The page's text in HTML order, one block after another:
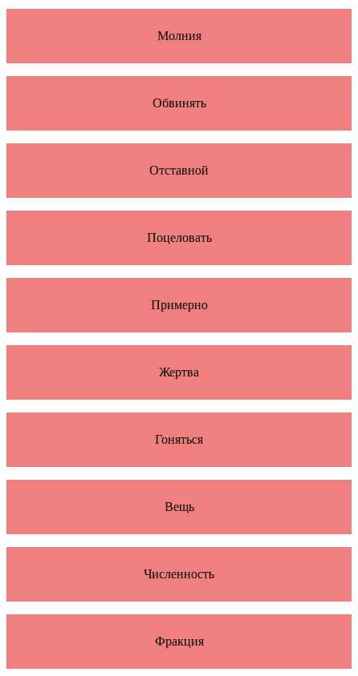
Молния
Обвинять
Отставной
Поцеловать
Примерно
Жертва
Гоняться
Вещь
Численность
Фракция